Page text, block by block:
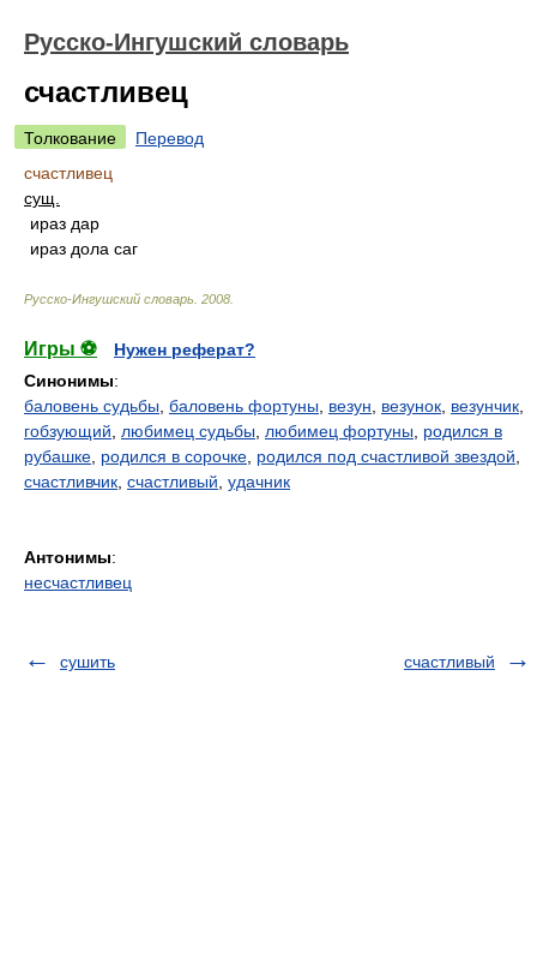
Русско-Ингушский словарь
счастливец
Толкование
Перевод
счастливец
сущ.
ираз дар
ираз дола саг
Русско-Ингушский словарь 2008
Игры ⚽
Нужен реферат?
Синонимы:
баловень судьбы баловень фортуны везун везунок везунчик
гобзующий
любимец судьбы любимец фортуны
родился в
рубашке родился в сорочке родился под счастливой звездой
счастливчик счастливый удачник
Антонимы:
несчастливец
сушить счастливый